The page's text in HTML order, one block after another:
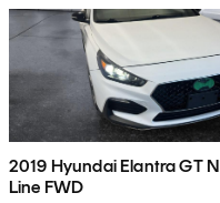
2019 Hyundai Elantra GT N
Line FWD